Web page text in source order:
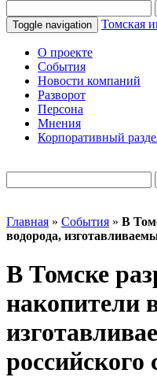
Toggle navigation Томская
О проекте
События
Новости компаний
Разворот
Персона
Мнения
Корпоративный
Главная » События » В
водорода,
В Томске
накопители
российского